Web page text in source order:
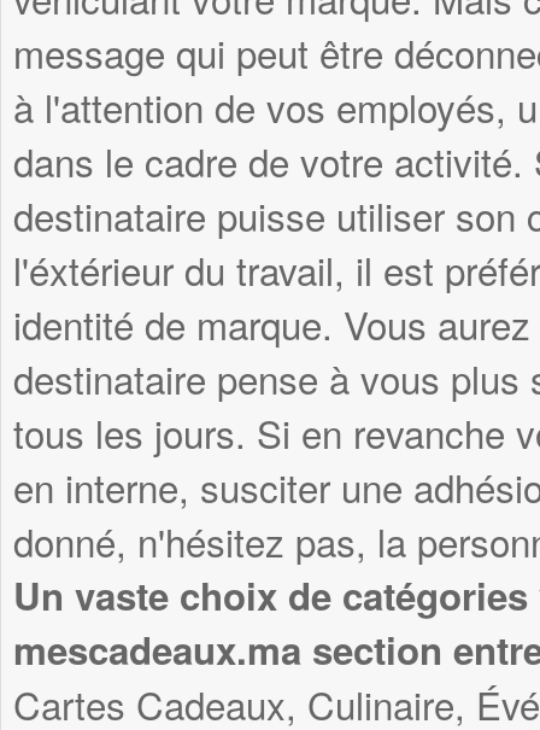
message qui peut être
à l'attention de vos employés,
dans le cadre de votre
destinataire puisse utiliser son
l'éxtérieur du travail, il est
identité de marque. Vous
destinataire pense à vous
tous les jours. Si en revanche
en interne, susciter une
donné, n'hésitez pas, la
Un vaste choix de
mescadeaux.ma section
Cartes Cadeaux, Culinaire,